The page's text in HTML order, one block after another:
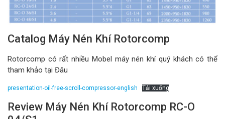
Catalog Máy Nén Khí Rotorcomp
Rotorcomp có rất nhiều Mobel máy nén khí quý khách có thể
tham khảo tại Đâu
presentation-oil-free-scroll-compressor-english Tải xuống
Review Máy Nén Khí Rotorcomp RC-O